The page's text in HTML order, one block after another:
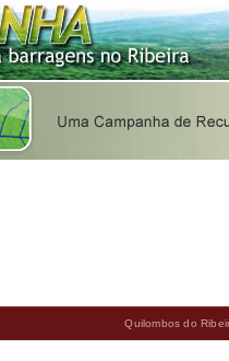
Quilombos do